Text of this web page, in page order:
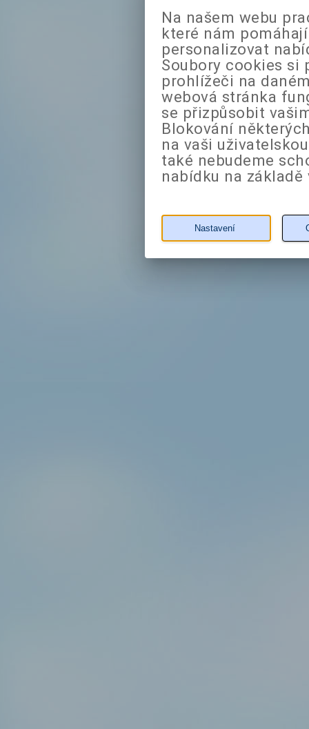
Na našem webu
které nám
personalizovat
Soubory cookies si
prohlížeči na
webová stránka
se přizpůsobit
Blokování
na vaši
také nebudeme
nabídku na
Nastavení